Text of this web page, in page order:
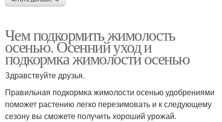
Чем подкормить жимолость
осенью. Осенний уход и
подкормка жимолости осенью
Здравствуйте друзья.
Правильная подкормка жимолости осенью удобрениями
поможет растению легко перезимовать и к следующему
сезону вы сможете получить хороший урожай.